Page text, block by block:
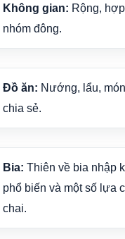
Không gian: Rộng,
nhóm đông.
Đồ ăn: Nướng, lẩu,
chia sẻ.
Bia: Thiên về bia nhập
phổ biến và một số lựa
chai.